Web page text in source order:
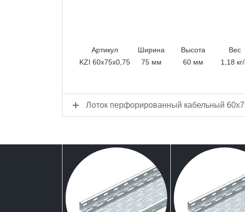
Артикул Ширина Высота Вес
KZI 60x75x0,75
75 мм 60 мм 1,18
Лоток перфорированный кабельный